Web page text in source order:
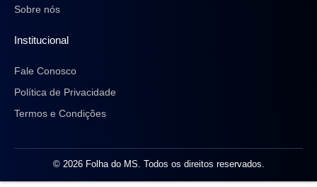
Sobre nós
Institucional
Fale Conosco
Política de Privacidade
Termos e Condições
© 2026 Folha do MS. Todos os direitos reservados.